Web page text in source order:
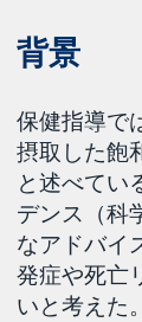
背景
保健指導で
摂取した飽
と述べてい
デンス（科
なアドバイ
発症や死亡
いと考えた。